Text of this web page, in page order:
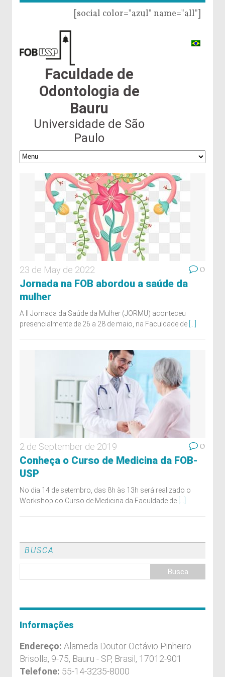
[social color="azul" name="all"]
Faculdade de
Odontologia de
Bauru
Universidade de São
Paulo
23 de May de 2022 0
Jornada na FOB abordou a saúde da
mulher
A II Jornada da Saúde da Mulher (JORMU) aconteceu
presencialmente de 26 a 28 de maio, na Faculdade de
2 de September de 2019 0
Conheça o Curso de Medicina da FOB-
USP
No dia 14 de setembro, das 8h às 13h será realizado o
Workshop do Curso de Medicina da Faculdade de
BUSCA
Informações
Endereço: Alameda Doutor Octávio Pinheiro
Brisolla, 9-75, Bauru - SP, Brasil, 17012-901
Telefone: 55-14-3235-8000